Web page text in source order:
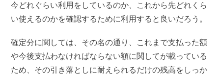
今どれぐらい利用をしているのか、これから先どれくら
い使えるのかを確認するために利用すると良いだろう。
確定分に関しては、その名の通り、これまで支払った額
や今後支払わなければならない額に関してが載っている
ため、その引き落としに耐えられるだけの残高をしっか